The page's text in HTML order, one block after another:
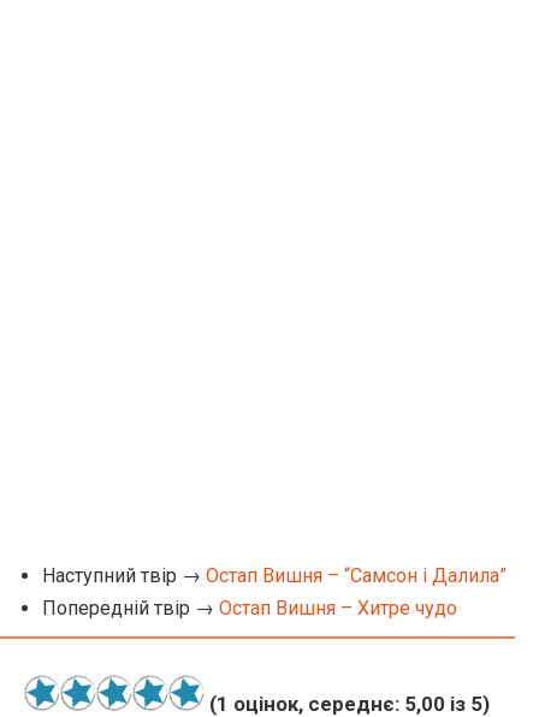
Наступний твір → Остап Вишня – “Самсон і Далила”
Попередній твір → Остап Вишня – Хитре чудо
(1 оцінок, середнє: 5,00 із 5)